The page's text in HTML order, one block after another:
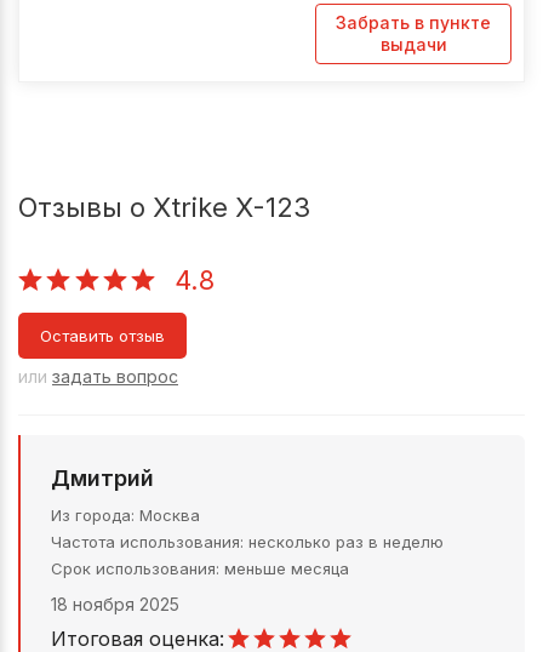
Забрать в пункте
выдачи
Отзывы о Xtrike X-123
4.8
Оставить отзыв
или задать вопрос
Дмитрий
Из города Москва
Частота использования несколько раз в неделю
Срок использования меньше месяца
18 ноября 2025
Итоговая оценка: